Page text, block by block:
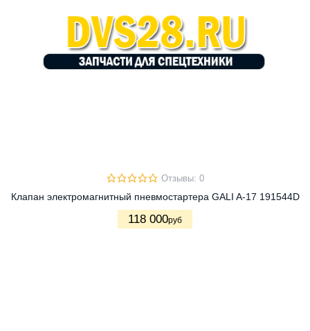
Отзывы: 0
Клапан электромагнитный пневмостартера GALI A-17 191544D
118 000руб